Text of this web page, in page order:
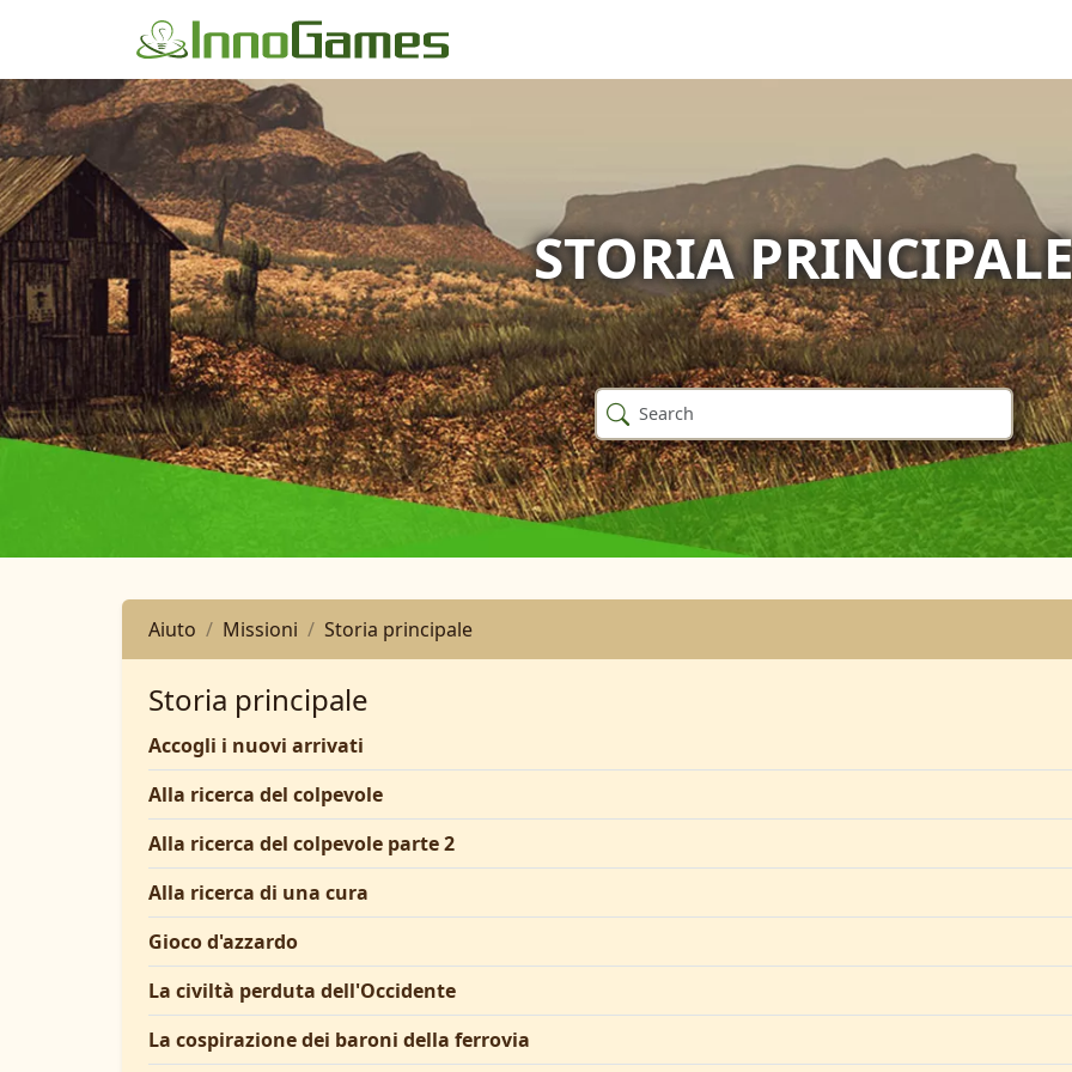
STORIA
Aiuto Missioni Storia principale
Storia principale
Accogli i nuovi arrivati
Alla ricerca del colpevole
Alla ricerca del colpevole parte 2
Alla ricerca di una cura
Gioco d'azzardo
La civiltà perduta dell'Occidente
La cospirazione dei baroni della ferrovia